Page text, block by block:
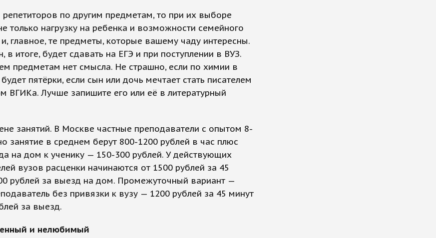
репетиторов по другим предметам, то при их выборе
только нагрузку на ребенка и возможности семейного
главное, те предметы, которые вашему чаду интересны.
в итоге, будет сдавать на ЕГЭ и при поступлении в ВУЗ.
предметам нет смысла. Не страшно, если по химии в
будет пятёрки, если сын или дочь мечтает стать писателем
ВГИКа. Лучше запишите его или её в литературный
занятий. В Москве частные преподаватели с опытом 8-
занятие в среднем берут 800-1200 рублей в час плюс
на дом к ученику — 150-300 рублей. У действующих
вузов расценки начинаются от 1500 рублей за 45
рублей за выезд на дом. Промежуточный вариант —
без привязки к вузу — 1200 рублей за 45 минут
за выезд.
и нелюбимый